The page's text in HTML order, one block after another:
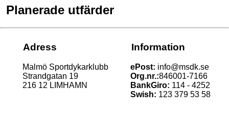
Planerade utfärder
Adress
Malmö Sportdykarklubb
Strandgatan 19
216 12 LIMHAMN
Information
ePost: info@msdk.se
Org.nr.:846001-7166
BankGiro: 114 - 4252
Swish: 123 379 53 58